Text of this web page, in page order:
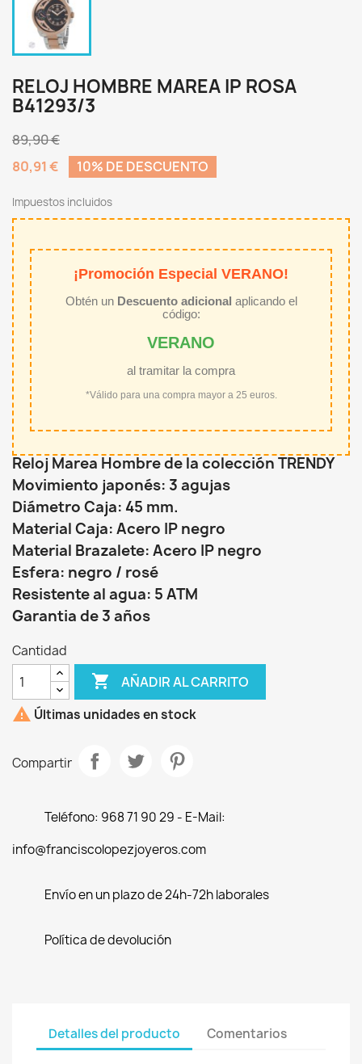
RELOJ HOMBRE MAREA IP ROSA
B41293/3
89,90 €
80,91 €
10% DE DESCUENTO
Impuestos incluidos
¡Promoción Especial VERANO!
Obtén un Descuento adicional aplicando el
código:
VERANO
al tramitar la compra
*Válido para una compra mayor a 25 euros.
Reloj Marea Hombre de la colección TRENDY
Movimiento japonés: 3 agujas
Diámetro Caja: 45 mm.
Material Caja: Acero IP negro
Material Brazalete: Acero IP negro
Esfera: negro / rosé
Resistente al agua: 5 ATM
Garantia de 3 años
Cantidad
 AÑADIR AL CARRITO
 Últimas unidades en stock
Compartir
Teléfono: 968 71 90 29 - E-Mail:
info@franciscolopezjoyeros.com
Envío en un plazo de 24h-72h laborales
Política de devolución
Detalles del producto Comentarios